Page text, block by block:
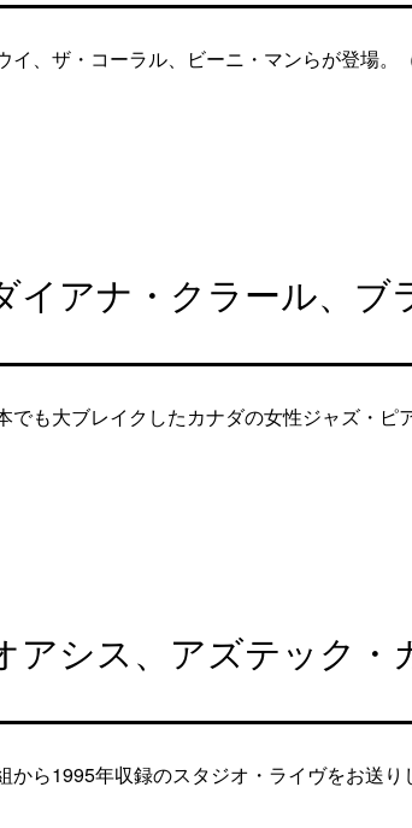
、ザ・コーラル、ビーニ・マンらが登場。
アナ・クラール、ブ
も大ブレイクしたカナダの女性ジャズ・ピ
シス、アズテック・
ら1995年収録のスタジオ・ライヴをお送り